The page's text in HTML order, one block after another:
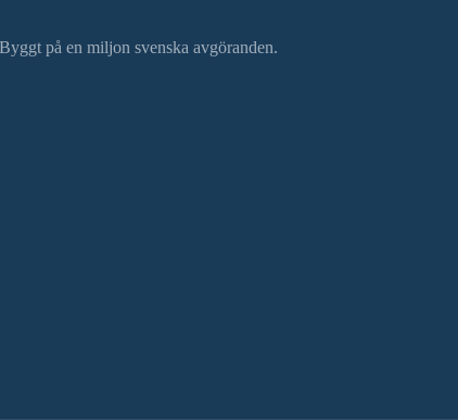
på en miljon svenska avgöranden.